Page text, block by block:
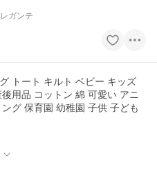
ガンテ
トート キルト ベビー キッズ
用品 コットン 綿 可愛い アニ
ィング 保育園 幼稚園 子供 子ども